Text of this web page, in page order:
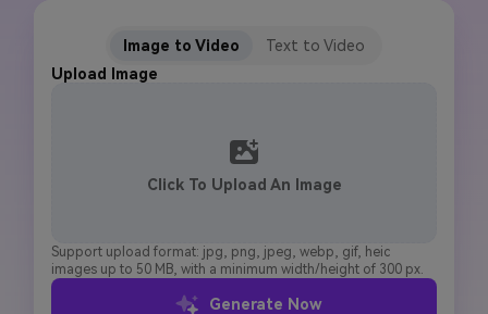
Find More Solutions >>
Postingan Terbaru
Jelajahi Lebih Banyak >>
Berkreasi dengan AI
Image to Video
Text to Video
Upload Image
Click To Upload An Image
Support upload format: jpg, png, jpeg, webp, gif, heic
images up to 50 MB, with a minimum width/height of 300 px.
Generate Now